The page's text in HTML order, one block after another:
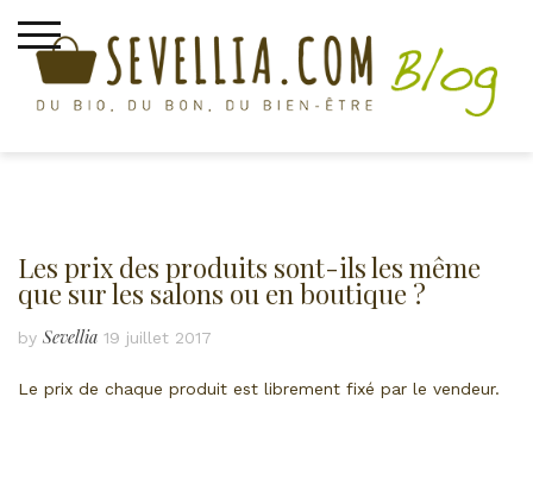
content
Les prix des produits sont-ils les même
que sur les salons ou en boutique ?
by Sevellia 19 juillet 2017
Le prix de chaque produit est librement fixé par le vendeur.